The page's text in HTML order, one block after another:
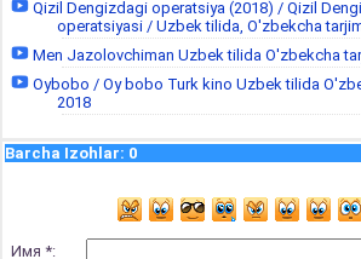
Qizil Dengizdagi operatsiya (2018) / Qizil
operatsiyasi / Uzbek tilida, O'zbekcha
Men Jazolovchiman Uzbek tilida O'zbekcha
Oybobo / Oy bobo Turk kino Uzbek tilida
2018
Barcha Izohlar: 0
Имя *: